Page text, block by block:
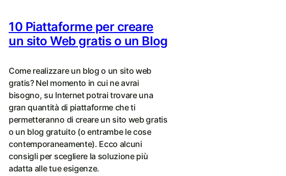
10 Piattaforme per creare
un sito Web gratis o un Blog
Come realizzare un blog o un sito web
gratis? Nel momento in cui ne avrai
bisogno, su Internet potrai trovare una
gran quantità di piattaforme che ti
permetteranno di creare un sito web gratis
o un blog gratuito (o entrambe le cose
contemporaneamente). Ecco alcuni
consigli per scegliere la soluzione più
adatta alle tue esigenze.